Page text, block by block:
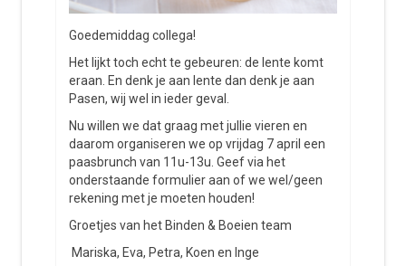
Goedemiddag collega!
Het lijkt toch echt te gebeuren: de lente komt
eraan. En denk je aan lente dan denk je aan
Pasen, wij wel in ieder geval.
Nu willen we dat graag met jullie vieren en
daarom organiseren we op vrijdag 7 april een
paasbrunch van 11u-13u. Geef via het
onderstaande formulier aan of we wel/geen
rekening met je moeten houden!
Groetjes van het Binden & Boeien team
Mariska, Eva, Petra, Koen en Inge